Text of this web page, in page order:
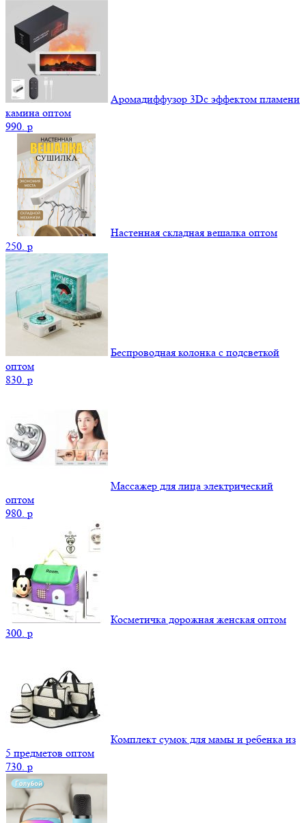
Аромадиффузор 3Dс эффектом пламени
камина оптом
990. p
Настенная складная вешалка оптом
250. p
Беспроводная колонка с подсветкой
оптом
830. p
Массажер для лица электрический
оптом
980. p
Косметичка дорожная женская оптом
300. p
Комплект сумок для мамы и ребенка из
5 предметов оптом
730. p